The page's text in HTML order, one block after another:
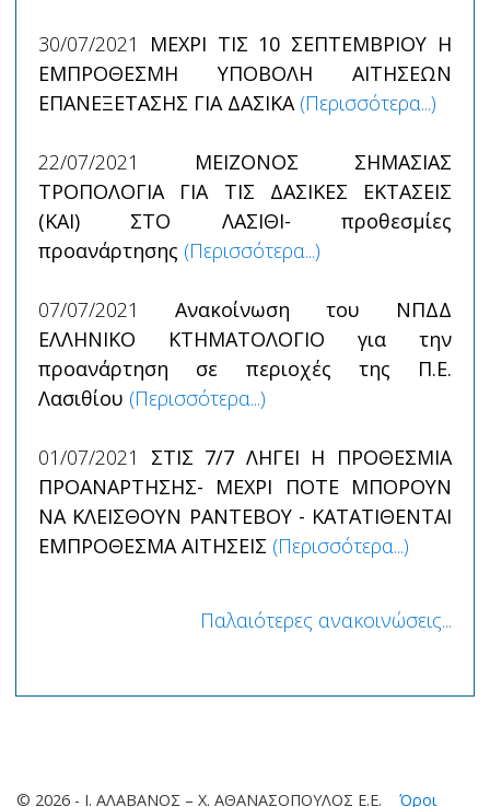
30/07/2021 ΜΕΧΡΙ ΤΙΣ 10 ΣΕΠΤΕΜΒΡΙΟΥ Η
ΕΜΠΡΟΘΕΣΜΗ ΥΠΟΒΟΛΗ ΑΙΤΗΣΕΩΝ
ΕΠΑΝΕΞΕΤΑΣΗΣ ΓΙΑ ΔΑΣΙΚΑ (Περισσότερα...)
22/07/2021 ΜΕΙΖΟΝΟΣ ΣΗΜΑΣΙΑΣ
ΤΡΟΠΟΛΟΓΙΑ ΓΙΑ ΤΙΣ ΔΑΣΙΚΕΣ ΕΚΤΑΣΕΙΣ
(ΚΑΙ) ΣΤΟ ΛΑΣΙΘΙ- προθεσμίες
προανάρτησης (Περισσότερα...)
07/07/2021 Ανακοίνωση του ΝΠΔΔ
ΕΛΛΗΝΙΚΟ ΚΤΗΜΑΤΟΛΟΓΙΟ για την
προανάρτηση σε περιοχές της Π.Ε.
Λασιθίου (Περισσότερα...)
01/07/2021 ΣΤΙΣ 7/7 ΛΗΓΕΙ Η ΠΡΟΘΕΣΜΙΑ
ΠΡΟΑΝΑΡΤΗΣΗΣ- ΜΕΧΡΙ ΠΟΤΕ ΜΠΟΡΟΥΝ
ΝΑ ΚΛΕΙΣΘΟΥΝ ΡΑΝΤΕΒΟΥ - ΚΑΤΑΤΙΘΕΝΤΑΙ
ΕΜΠΡΟΘΕΣΜΑ ΑΙΤΗΣΕΙΣ (Περισσότερα...)
Παλαιότερες ανακοινώσεις...
© 2026 - Ι. ΑΛΑΒΑΝΟΣ – Χ. ΑΘΑΝΑΣΟΠΟΥΛΟΣ Ε.Ε. Όροι